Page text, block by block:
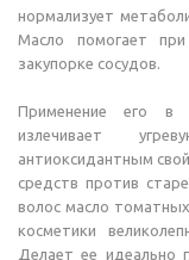
нормализует
Масло помогает
закупорке сосудов.
Применение его в
излечивает
антиоксидантным
средств против
волос масло
косметики
Делает ее идеально